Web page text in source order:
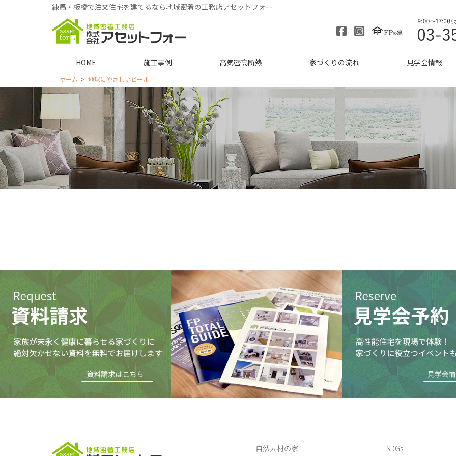
練馬・板橋で注文住宅を建てるなら地域密着の工務店アセットフォー
HOME 施工事例 高気密高断熱 家づくりの流れ 見学会情報
ホーム 地球にやさしいビール
自然素材の家 SDGs